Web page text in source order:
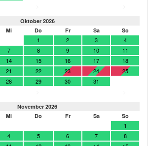
Oktober 2026
Mi Do Fr Sa So
1 2 3
4
7 8 9 10
11
14 15 16 17
18
21 22 23 24
25
28 29 30
31
November 2026
Mi Do Fr Sa So
1
4 5 6 7
8